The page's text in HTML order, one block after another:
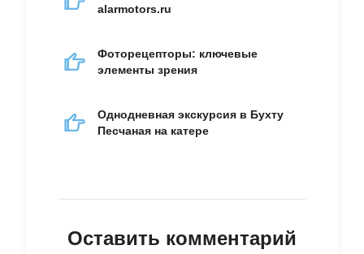
alarmotors.ru
Фоторецепторы: ключевые
элементы зрения
Однодневная экскурсия в Бухту
Песчаная на катере
Оставить комментарий